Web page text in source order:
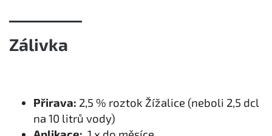
Zálivka
Přirava: 2,5 % roztok Žížalice (neboli 2,5 dcl
na 10 litrů vody)